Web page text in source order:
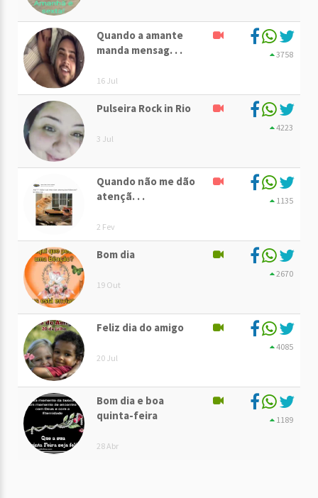
Quando a amante
manda mensag. . .
16 Jul
3758
Pulseira Rock in Rio
3 Jul
4223
Quando não me dão
atençã. . .
2 Fev
1135
Bom dia
19 Out
2670
Feliz dia do amigo
20 Jul
4085
Bom dia e boa
quinta-feira
28 Abr
1189